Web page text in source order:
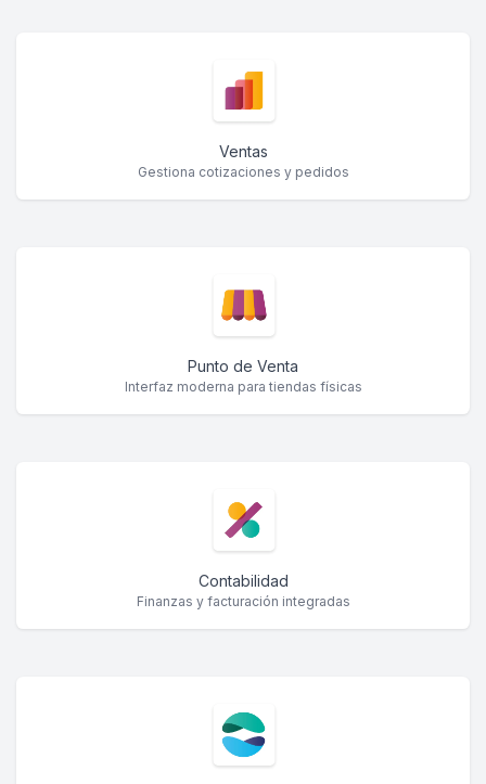
Ventas
Gestiona cotizaciones y pedidos
Punto de Venta
Interfaz moderna para tiendas físicas
Contabilidad
Finanzas y facturación integradas